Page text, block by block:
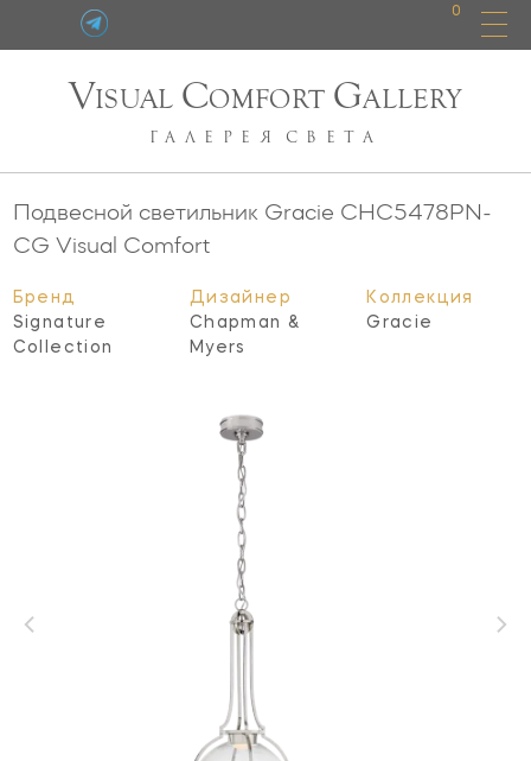
0
VISUAL COMFORT GALLERY
ГАЛЕРЕЯ СВЕТА
Подвесной светильник Gracie CHC5478PN-
CG Visual Comfort
Бренд
Signature
Collection
Дизайнер
Chapman &
Myers
Коллекция
Gracie